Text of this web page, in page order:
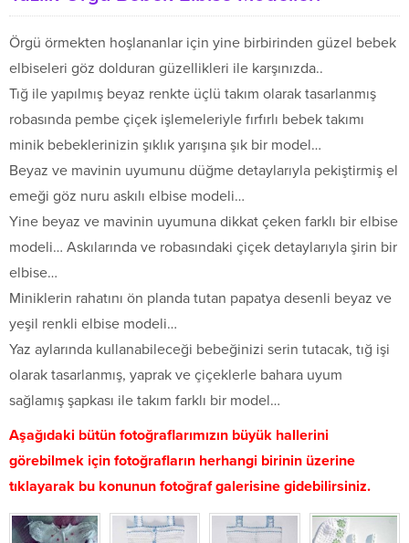
Örgü örmekten hoşlananlar için yine birbirinden güzel bebek
elbiseleri göz dolduran güzellikleri ile karşınızda..
Tığ ile yapılmış beyaz renkte üçlü takım olarak tasarlanmış
robasında pembe çiçek işlemeleriyle fırfırlı bebek takımı
minik bebeklerinizin şıklık yarışına şık bir model…
Beyaz ve mavinin uyumunu düğme detaylarıyla pekiştirmiş el
emeği göz nuru askılı elbise modeli…
Yine beyaz ve mavinin uyumuna dikkat çeken farklı bir elbise
modeli… Askılarında ve robasındaki çiçek detaylarıyla şirin bir
elbise…
Miniklerin rahatını ön planda tutan papatya desenli beyaz ve
yeşil renkli elbise modeli…
Yaz aylarında kullanabileceği bebeğinizi serin tutacak, tığ işi
olarak tasarlanmış, yaprak ve çiçeklerle bahara uyum
sağlamış şapkası ile takım farklı bir model…
Aşağıdaki bütün fotoğraflarımızın büyük hallerini
görebilmek için fotoğrafların herhangi birinin üzerine
tıklayarak bu konunun fotoğraf galerisine gidebilirsiniz.